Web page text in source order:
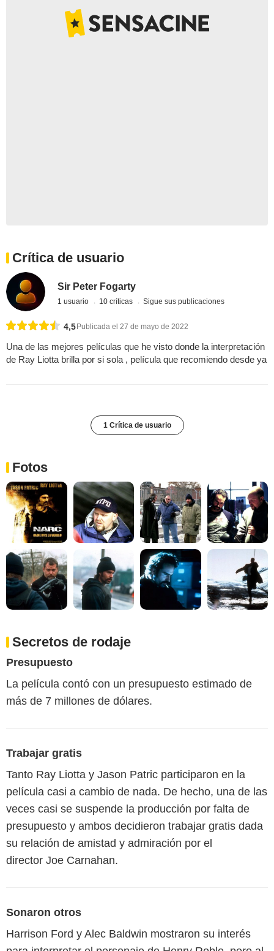
Crítica de usuario
Sir Peter Fogarty
1 usuario 10 críticas Sigue sus publicaciones
4,5 Publicada el 27 de mayo de 2022
Una de las mejores películas que he visto donde la interpretación
de Ray Liotta brilla por si sola , película que recomiendo desde ya
1 Crítica de usuario
Fotos
Secretos de rodaje
Presupuesto
La película contó con un presupuesto estimado de
más de 7 millones de dólares.
Trabajar gratis
Tanto Ray Liotta y Jason Patric participaron en la
película casi a cambio de nada. De hecho, una de las
veces casi se suspende la producción por falta de
presupuesto y ambos decidieron trabajar gratis dada
su relación de amistad y admiración por el
director Joe Carnahan.
Sonaron otros
Harrison Ford y Alec Baldwin mostraron su interés